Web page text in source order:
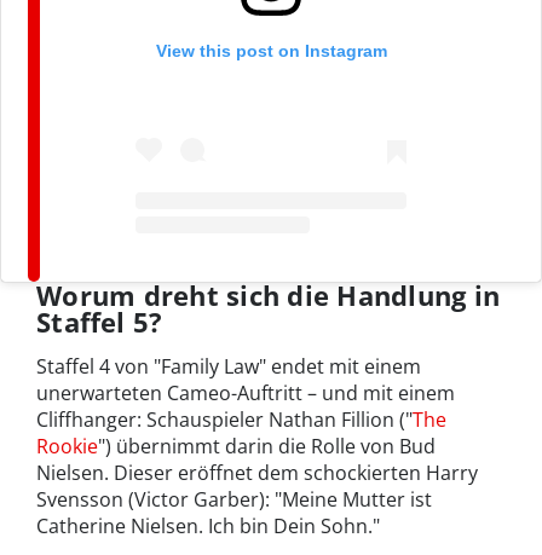
View this post on Instagram
Worum dreht sich die Handlung in
Staffel 5?
Staffel 4 von "Family Law" endet mit einem
unerwarteten Cameo-Auftritt – und mit einem
Cliffhanger: Schauspieler Nathan Fillion ("The
Rookie") übernimmt darin die Rolle von Bud
Nielsen. Dieser eröffnet dem schockierten Harry
Svensson (Victor Garber): "Meine Mutter ist
Catherine Nielsen. Ich bin Dein Sohn."